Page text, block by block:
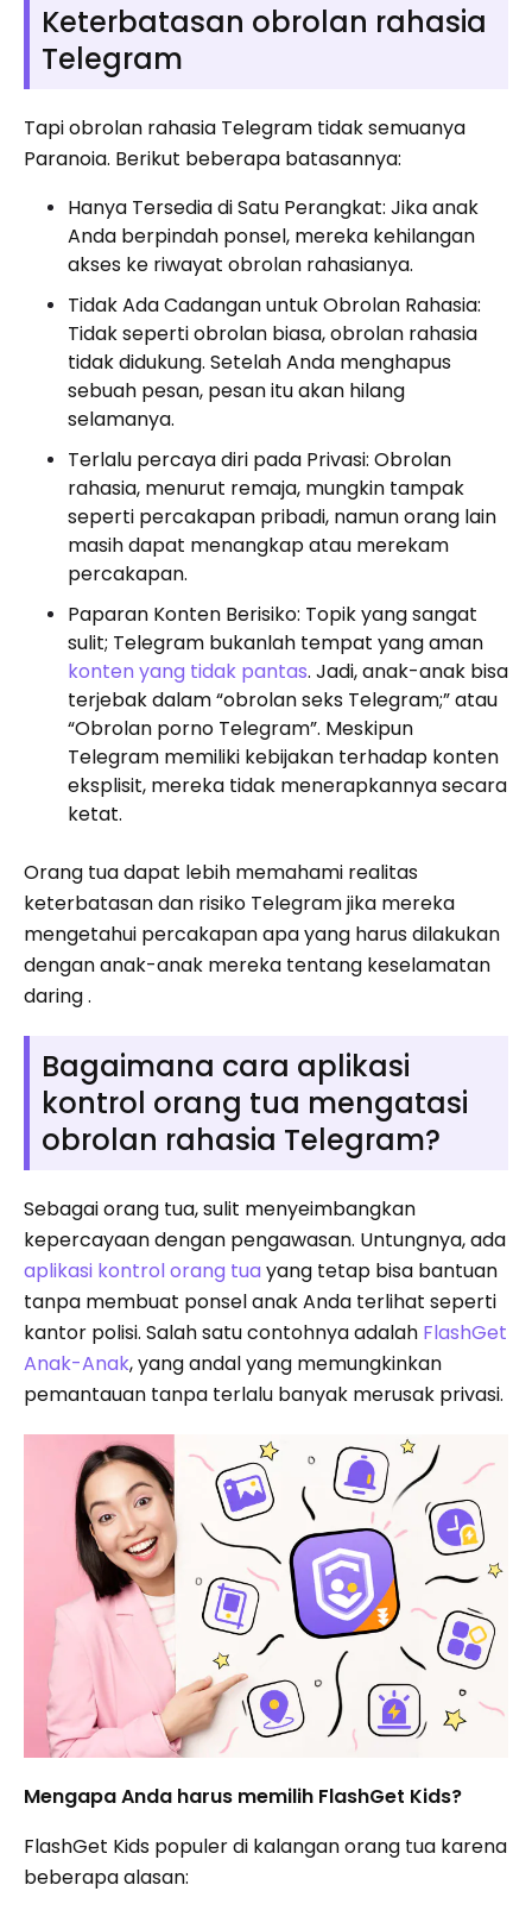
Keterbatasan obrolan rahasia
Telegram
Tapi obrolan rahasia Telegram tidak semuanya
Paranoia. Berikut beberapa batasannya:
Hanya Tersedia di Satu Perangkat: Jika anak
Anda berpindah ponsel, mereka kehilangan
akses ke riwayat obrolan rahasianya.
Tidak Ada Cadangan untuk Obrolan Rahasia:
Tidak seperti obrolan biasa, obrolan rahasia
tidak didukung. Setelah Anda menghapus
sebuah pesan, pesan itu akan hilang
selamanya.
Terlalu percaya diri pada Privasi: Obrolan
rahasia, menurut remaja, mungkin tampak
seperti percakapan pribadi, namun orang lain
masih dapat menangkap atau merekam
percakapan.
Paparan Konten Berisiko: Topik yang sangat
sulit; Telegram bukanlah tempat yang aman
konten yang tidak pantas. Jadi, anak-anak bisa
terjebak dalam “obrolan seks Telegram;” atau
“Obrolan porno Telegram”. Meskipun
Telegram memiliki kebijakan terhadap konten
eksplisit, mereka tidak menerapkannya secara
ketat.
Orang tua dapat lebih memahami realitas
keterbatasan dan risiko Telegram jika mereka
mengetahui percakapan apa yang harus dilakukan
dengan anak-anak mereka tentang keselamatan
daring .
Bagaimana cara aplikasi
kontrol orang tua mengatasi
obrolan rahasia Telegram?
Sebagai orang tua, sulit menyeimbangkan
kepercayaan dengan pengawasan. Untungnya, ada
aplikasi kontrol orang tua yang tetap bisa bantuan
tanpa membuat ponsel anak Anda terlihat seperti
kantor polisi. Salah satu contohnya adalah FlashGet
Anak-Anak, yang andal yang memungkinkan
pemantauan tanpa terlalu banyak merusak privasi.
Mengapa Anda harus memilih FlashGet Kids?
FlashGet Kids populer di kalangan orang tua karena
beberapa alasan: